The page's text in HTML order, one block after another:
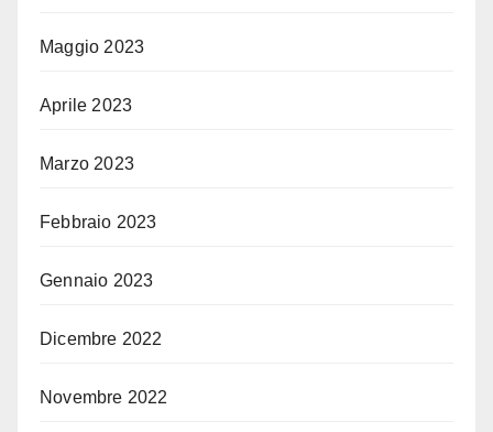
Maggio 2023
Aprile 2023
Marzo 2023
Febbraio 2023
Gennaio 2023
Dicembre 2022
Novembre 2022